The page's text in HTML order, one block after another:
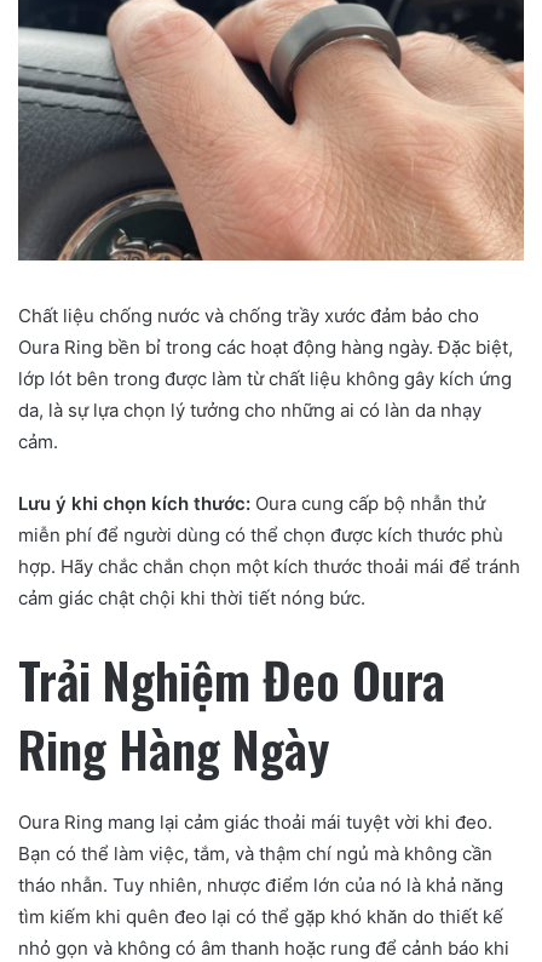
Chất liệu chống nước và chống trầy xước đảm bảo cho
Oura Ring bền bỉ trong các hoạt động hàng ngày. Đặc biệt,
lớp lót bên trong được làm từ chất liệu không gây kích ứng
da, là sự lựa chọn lý tưởng cho những ai có làn da nhạy
cảm.
Lưu ý khi chọn kích thước: Oura cung cấp bộ nhẫn thử
miễn phí để người dùng có thể chọn được kích thước phù
hợp. Hãy chắc chắn chọn một kích thước thoải mái để tránh
cảm giác chật chội khi thời tiết nóng bức.
Trải Nghiệm Đeo Oura
Ring Hàng Ngày
Oura Ring mang lại cảm giác thoải mái tuyệt vời khi đeo.
Bạn có thể làm việc, tắm, và thậm chí ngủ mà không cần
tháo nhẫn. Tuy nhiên, nhược điểm lớn của nó là khả năng
tìm kiếm khi quên đeo lại có thể gặp khó khăn do thiết kế
nhỏ gọn và không có âm thanh hoặc rung để cảnh báo khi